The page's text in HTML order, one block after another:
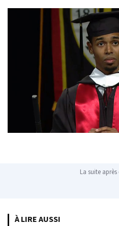
La suite
À LIRE AUSSI